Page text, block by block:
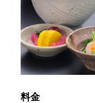
料金